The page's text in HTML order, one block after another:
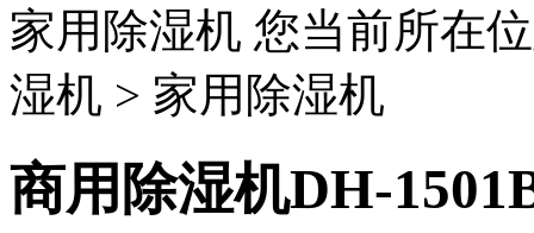
家用除湿机 您当前所在
湿机 > 家用除湿机
商用除湿机DH-